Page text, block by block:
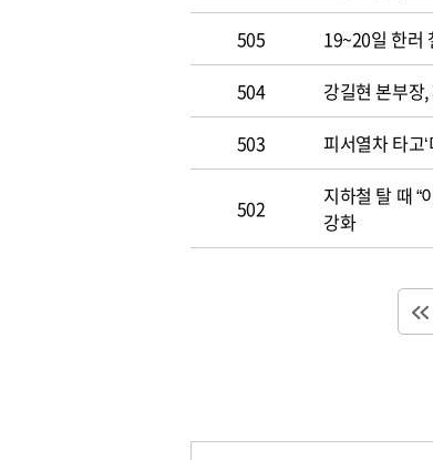
505
19~20일 한러
504
강길현 본부장
503
피서열차 타고
502
지하철 탈 때 “
강화